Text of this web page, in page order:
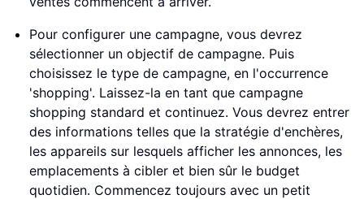
Pour configurer une campagne, vous devrez
sélectionner un objectif de campagne. Puis
choisissez le type de campagne, en l'occurrence
'shopping'. Laissez-la en tant que campagne
shopping standard et continuez. Vous devrez entrer
des informations telles que la stratégie d'enchères,
les appareils sur lesquels afficher les annonces, les
emplacements à cibler et bien sûr le budget
quotidien. Commencez toujours avec un petit